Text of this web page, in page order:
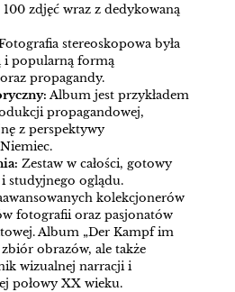
100 zdjęć wraz z dedykowaną
stereoskopowa była
i popularną formą
propagandy.
Album jest przykładem
propagandowej,
z perspektywy
Zestaw w całości, gotowy
studyjnego oglądu.
kolekcjonerów
fotografii oraz pasjonatów
Album „Der Kampf im
obrazów, ale także
wizualnej narracji i
połowy XX wieku.